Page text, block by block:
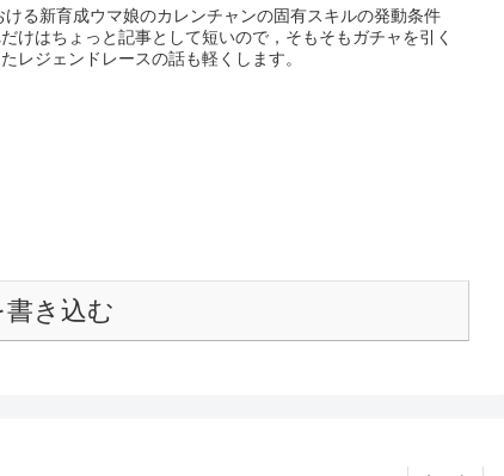
ける新育成ウマ娘のカレンチャンの固有スキルの発動条件
けはちょっと記事として短いので，そもそもガチャを引く
レジェンドレースの話も軽くします。
き込む